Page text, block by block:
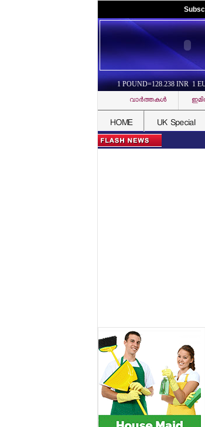
1 POUND=128.238 INR 1
വാര്‍ത്തകള്‍
HOME UK Special